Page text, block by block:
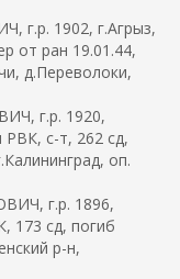
1902, г.Агрыз,
от ран 19.01.44,
д.Переволоки,
г.р. 1920,
РВК, с-т, 262 сд,
оп.
г.р. 1896,
173 сд, погиб
р-н,